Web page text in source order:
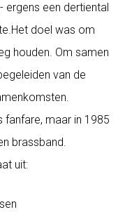
ergens een dertiental
doel was om
houden. Om samen
van de
fanfare, maar in 1985
brassband.
uit: